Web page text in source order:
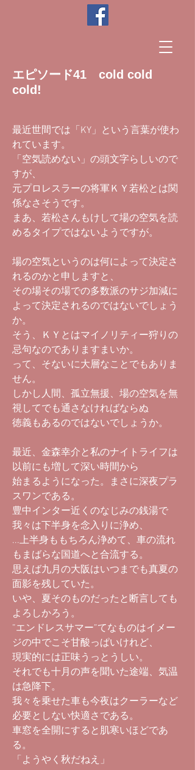
エピソード41 cold cold
cold!
最近世間では「KY」という言葉が使わ
れています。
「空気読めない」の頭文字らしいので
すが、
元プロレスラーの将軍ＫＹ若松とは関
係なさそうです。
まあ、若松さんもけして場の空気を読
めるタイプではないようですが。
場の空気というのは何によって決定さ
れるのかと申しますと、
その場その場での多数派のサジ加減に
よって決定されるのではないでしょう
か。
そう、ＫＹとはマイノリティー狩りの
忌句なのでありますまいか。
って、そないに大層なことでもありま
せん。
しかし人間、孤立無援、場の空気を無
視してでも通さなければならぬ
徳義もあるのではないでしょうか。
最近、金森幸介と私のナイトライフは
以前にも増して深い時間から
始まるようになった。まさに深夜プラ
スワンである。
豊中インター近くのなじみの銭湯で
我々は下半身を念入りに浄め、
...上半身ももちろん浄めて、車の流れ
もまばらな国道へと合流する。
思えば九月の大阪はいつまでも真夏の
面影を残していた。
いや、夏そのものだったと断言しても
よろしかろう。
”エンドレスサマー”てなものはイメー
ジの中でこそ甘酸っぱいけれど、
現実的には正味うっとうしい。
それでも十月の声を聞いた途端、気温
は急降下。
我々を乗せた車も今夜はクーラーなど
必要としない快適さである。
車窓を全開にすると肌寒いほどであ
る。
「ようやく秋だねえ」